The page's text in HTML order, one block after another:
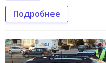
Подробнее